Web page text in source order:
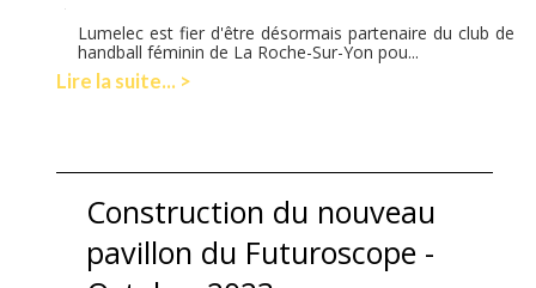
Lumelec est fier d'être désormais partenaire du club de
handball féminin de La Roche-Sur-Yon pou...
Lire la suite... >
Construction du nouveau
pavillon du Futuroscope -